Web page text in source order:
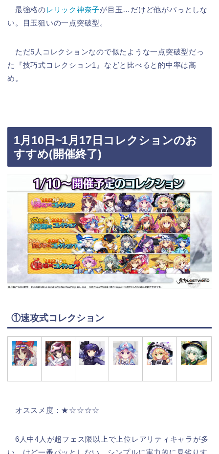
最強格のレリック神奈子が目玉…だけど他がパっとしな
い。目玉狙いの一点突破型。
ただ5人コレクションなので似たような一点突破型だっ
た『技巧式コレクション1』などと比べると的中率は高
め。
1月10日~1月17日コレクションのお
すすめ(開催終了)
①速攻式コレクション
オススメ度：★☆☆☆☆
6人中4人が超フェス限以上で上位レアリティキャラが多
い…けど一番パッとしない。シンプルに実力的に見劣りす